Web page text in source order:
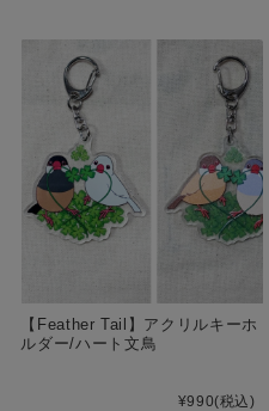
【Feather Tail】アクリルキーホ
ルダー/ハート文鳥
¥990(税込)